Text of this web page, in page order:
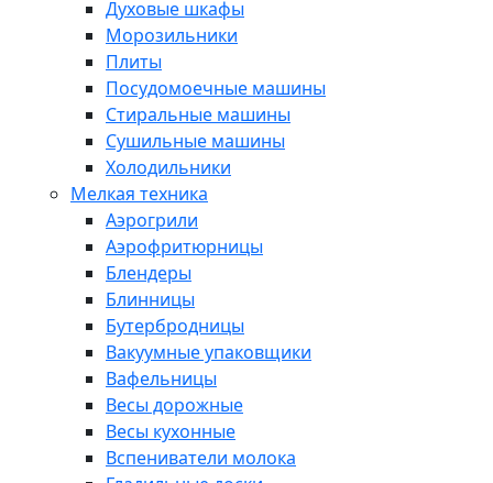
Духовые шкафы
Морозильники
Плиты
Посудомоечные машины
Стиральные машины
Сушильные машины
Холодильники
Мелкая техника
Аэрогрили
Аэрофритюрницы
Блендеры
Блинницы
Бутербродницы
Вакуумные упаковщики
Вафельницы
Весы дорожные
Весы кухонные
Вспениватели молока